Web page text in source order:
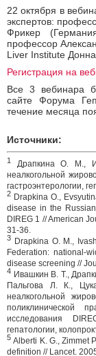
22 октября в
экспертов:
Фрикер
профессор
Liver Institute
Регистрация на
Все 3 вебинара
сайте Форума
течение месяца
Источники:
1
Драпкина О. М.,
неалкогольной
гастроэнтерологии,
2 Drapkina O.,
disease in the
DIREG 1 // American
31-36.
3 Drapkina O. M.,
Federation: national-
disease screening //
4 Ивашкин В. Т.,
Пальгова Л. К.,
неалкогольной
поликлинической
исследования
гепатологии,
5 Alberti K. G., Zimmet
definition // Lancet.